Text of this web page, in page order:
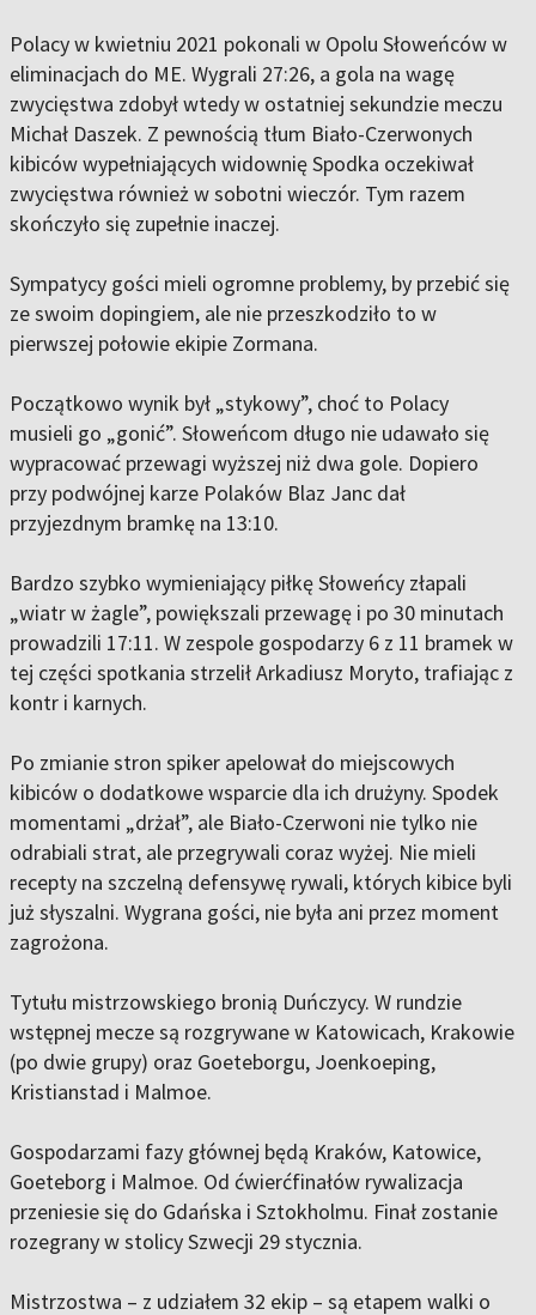
Polacy w kwietniu 2021 pokonali w Opolu Słoweńców w
eliminacjach do ME. Wygrali 27:26, a gola na wagę
zwycięstwa zdobył wtedy w ostatniej sekundzie meczu
Michał Daszek. Z pewnością tłum Biało-Czerwonych
kibiców wypełniających widownię Spodka oczekiwał
zwycięstwa również w sobotni wieczór. Tym razem
skończyło się zupełnie inaczej.
Sympatycy gości mieli ogromne problemy, by przebić się
ze swoim dopingiem, ale nie przeszkodziło to w
pierwszej połowie ekipie Zormana.
Początkowo wynik był „stykowy”, choć to Polacy
musieli go „gonić”. Słoweńcom długo nie udawało się
wypracować przewagi wyższej niż dwa gole. Dopiero
przy podwójnej karze Polaków Blaz Janc dał
przyjezdnym bramkę na 13:10.
Bardzo szybko wymieniający piłkę Słoweńcy złapali
„wiatr w żagle”, powiększali przewagę i po 30 minutach
prowadzili 17:11. W zespole gospodarzy 6 z 11 bramek w
tej części spotkania strzelił Arkadiusz Moryto, trafiając z
kontr i karnych.
Po zmianie stron spiker apelował do miejscowych
kibiców o dodatkowe wsparcie dla ich drużyny. Spodek
momentami „drżał”, ale Biało-Czerwoni nie tylko nie
odrabiali strat, ale przegrywali coraz wyżej. Nie mieli
recepty na szczelną defensywę rywali, których kibice byli
już słyszalni. Wygrana gości, nie była ani przez moment
zagrożona.
Tytułu mistrzowskiego bronią Duńczycy. W rundzie
wstępnej mecze są rozgrywane w Katowicach, Krakowie
(po dwie grupy) oraz Goeteborgu, Joenkoeping,
Kristianstad i Malmoe.
Gospodarzami fazy głównej będą Kraków, Katowice,
Goeteborg i Malmoe. Od ćwierćfinałów rywalizacja
przeniesie się do Gdańska i Sztokholmu. Finał zostanie
rozegrany w stolicy Szwecji 29 stycznia.
Mistrzostwa – z udziałem 32 ekip – są etapem walki o